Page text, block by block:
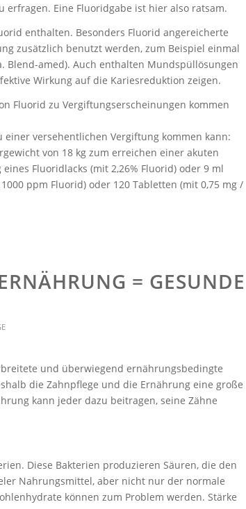
erfragen. Eine Fluoridgabe ist hier also ratsam.
enthalten. Besonders Fluorid angereicherte
zusätzlich benutzt werden, zum Beispiel einmal
Blend-amed). Auch enthalten Mundspüllösungen
Wirkung auf die Kariesreduktion zeigen.
Fluorid zu Vergiftungserscheinungen kommen
einer versehentlichen Vergiftung kommen kann:
von 18 kg zum erreichen einer akuten
Fluoridlacks (mit 2,26% Fluorid) oder 9 ml
ppm Fluorid) oder 120 Tabletten (mit 0,75 mg /
= GESUNDE
und überwiegend ernährungsbedingte
die Zahnpflege und die Ernährung eine große
kann jeder dazu beitragen, seine Zähne
Diese Bakterien produzieren Säuren, die den
Nahrungsmittel, aber nicht nur der normale
können zum Problem werden. Stärke